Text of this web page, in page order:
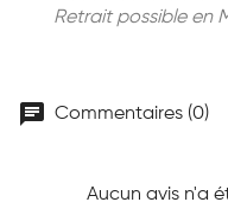
Retrait possible en
chat Commentaires (0)
Aucun avis n'a